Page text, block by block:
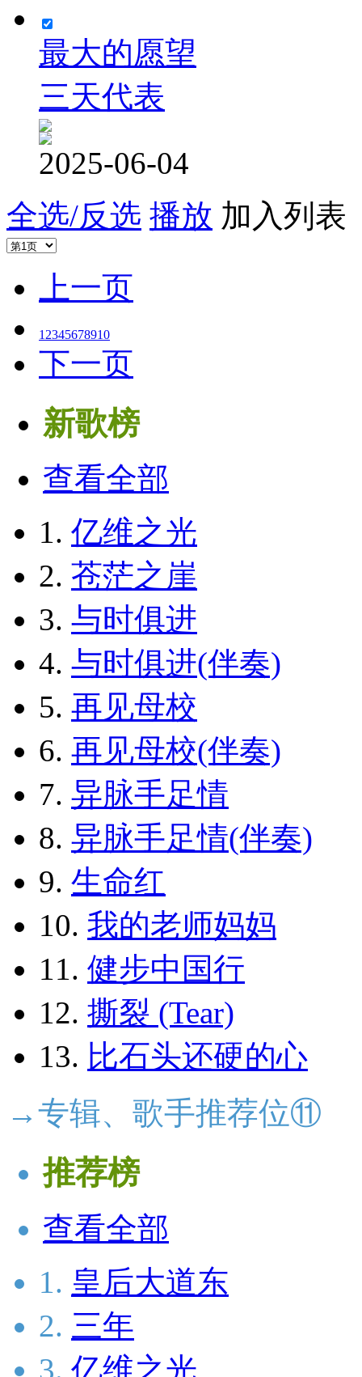
最大的愿望
三天代表
2025-06-04
全选/反选 播放 加入列表
上一页
1 2345678910
下一页
新歌榜
查看全部
1. 亿维之光
2. 苍茫之崖
3. 与时俱进
4. 与时俱进(伴奏)
5. 再见母校
6. 再见母校(伴奏)
7. 异脉手足情
8. 异脉手足情(伴奏)
9. 生命红
10. 我的老师妈妈
11. 健步中国行
12. 撕裂 (Tear)
13. 比石头还硬的心
→专辑、歌手推荐位⑪
推荐榜
查看全部
1. 皇后大道东
2. 三年
3. 亿维之光